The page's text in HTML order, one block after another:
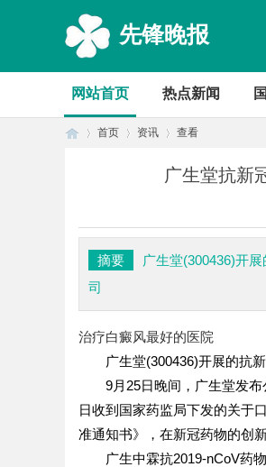
先锋晚报
网站首页 热点新闻
首页 资讯 查看
广生堂抗新
摘要
广生堂(300436)开
司
治疗白癜风最好的医院
广生堂(300436)开展的抗新
9月25日晚间，广生堂发布
日收到国家药监局下发的关于
准通知书》，在新冠药物的创
广生中霖抗2019-nCoV药物